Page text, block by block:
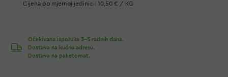
Cijena po mjernoj jedinici: 10,50 € / KG
Očekivana isporuka 3-5 radnih dana.
Dostava na kućnu adresu.
Dostava na paketomat.